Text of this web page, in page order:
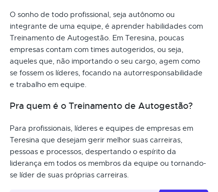
O sonho de todo profissional, seja autônomo ou
integrante de uma equipe, é aprender habilidades com
Treinamento de Autogestão. Em Teresina, poucas
empresas contam com times autogeridos, ou seja,
aqueles que, não importando o seu cargo, agem como
se fossem os líderes, focando na autorresponsabilidade
e trabalho em equipe.
Pra quem é o Treinamento de Autogestão?
Para profissionais, líderes e equipes de empresas em
Teresina que desejam gerir melhor suas carreiras,
pessoas e processos, despertando o espírito da
liderança em todos os membros da equipe ou tornando-
se líder de suas próprias carreiras.